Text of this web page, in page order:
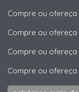
Compre ou ofereça
Compre ou ofereça
Compre ou ofereça
Compre ou ofereça